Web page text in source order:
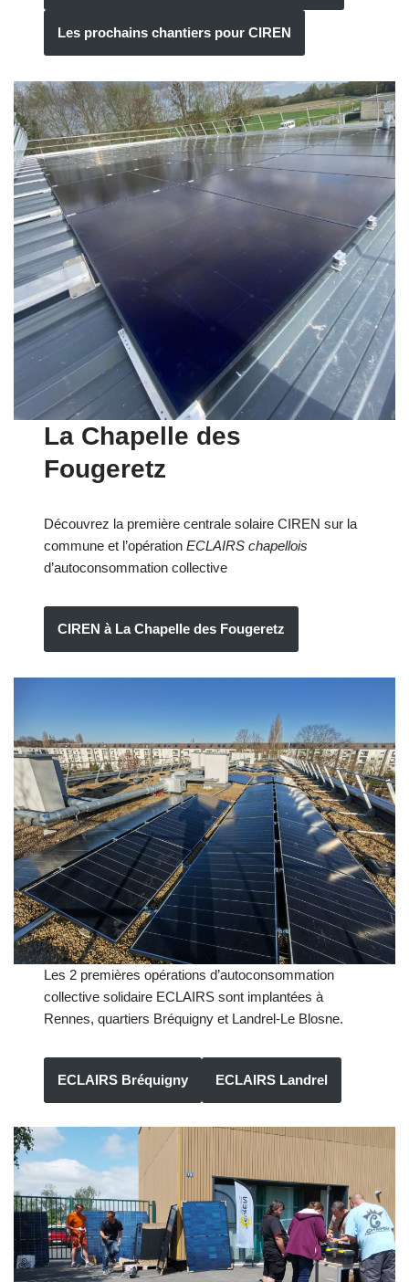
Les prochains chantiers pour CIREN
La Chapelle des
Fougeretz
Découvrez la première centrale solaire CIREN sur la
commune et l’opérationECLAIRS chapellois
d’autoconsommation collective
CIREN à La Chapelle des Fougeretz
Les 2 premières opérations d’autoconsommation
collective solidaire ECLAIRS sont implantées à
Rennes, quartiers Bréquigny et Landrel-Le Blosne.
ECLAIRS Bréquigny ECLAIRS Landrel